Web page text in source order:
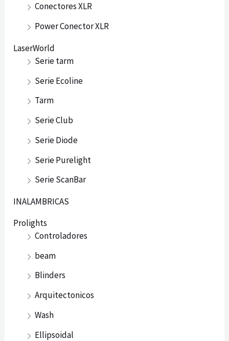
Conectores XLR
Power Conector XLR
LaserWorld
Serie tarm
Serie Ecoline
Tarm
Serie Club
Serie Diode
Serie Purelight
Serie ScanBar
INALAMBRICAS
Prolights
Controladores
beam
Blinders
Arquitectonicos
Wash
Ellipsoidal